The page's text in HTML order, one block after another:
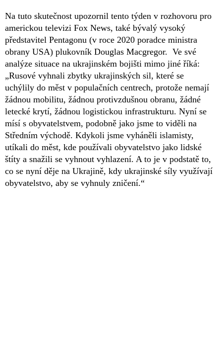
Na tuto skutečnost upozornil tento týden v rozhovoru pro
americkou televizi Fox News, také bývalý vysoký
představitel Pentagonu (v roce 2020 poradce ministra
obrany USA) plukovník Douglas Macgregor. Ve své
analýze situace na ukrajinském bojišti mimo jiné říká:
„Rusové vyhnali zbytky ukrajinských sil, které se
uchýlily do měst v populačních centrech, protože nemají
žádnou mobilitu, žádnou protivzdušnou obranu, žádné
letecké krytí, žádnou logistickou infrastrukturu. Nyní se
mísí s obyvatelstvem, podobně jako jsme to viděli na
Středním východě. Kdykoli jsme vyháněli islamisty,
utíkali do měst, kde používali obyvatelstvo jako lidské
štíty a snažili se vyhnout vyhlazení. A to je v podstatě to,
co se nyní děje na Ukrajině, kdy ukrajinské síly využívají
obyvatelstvo, aby se vyhnuly zničení.“